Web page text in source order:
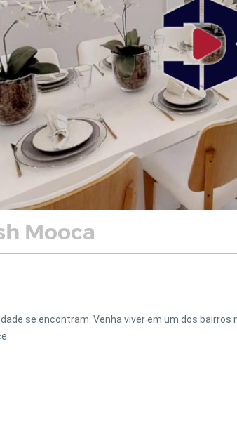
Mooca
se encontram. Venha viver em um dos bairros